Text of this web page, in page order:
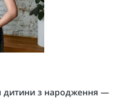
дитини з народження —